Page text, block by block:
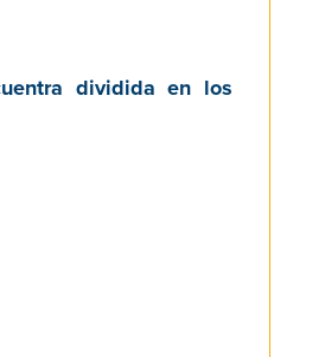
dividida en los